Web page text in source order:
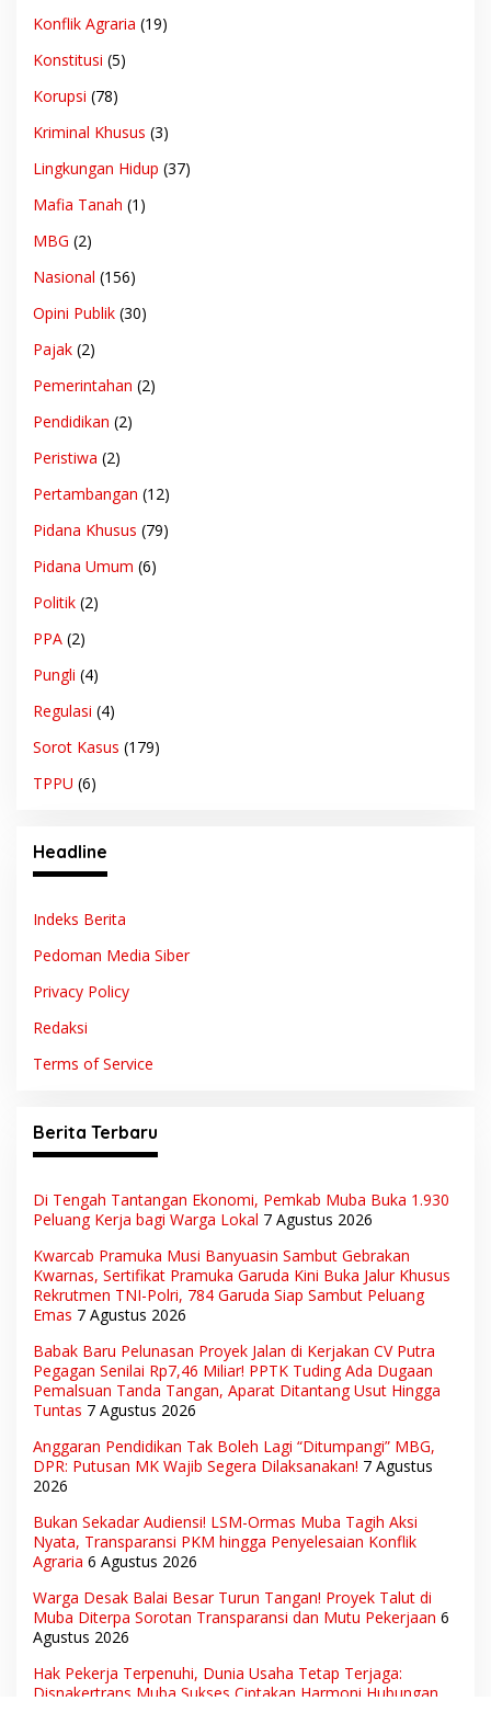
Konflik Agraria (19)
Konstitusi (5)
Korupsi (78)
Kriminal Khusus (3)
Lingkungan Hidup (37)
Mafia Tanah (1)
MBG (2)
Nasional (156)
Opini Publik (30)
Pajak (2)
Pemerintahan (2)
Pendidikan (2)
Peristiwa (2)
Pertambangan (12)
Pidana Khusus (79)
Pidana Umum (6)
Politik (2)
PPA (2)
Pungli (4)
Regulasi (4)
Sorot Kasus (179)
TPPU (6)
Headline
Indeks Berita
Pedoman Media Siber
Privacy Policy
Redaksi
Terms of Service
Berita Terbaru
Di Tengah Tantangan Ekonomi, Pemkab Muba Buka 1.930
Peluang Kerja bagi Warga Lokal 7 Agustus 2026
Kwarcab Pramuka Musi Banyuasin Sambut Gebrakan
Kwarnas, Sertifikat Pramuka Garuda Kini Buka Jalur Khusus
Rekrutmen TNI-Polri, 784 Garuda Siap Sambut Peluang
Emas 7 Agustus 2026
Babak Baru Pelunasan Proyek Jalan di Kerjakan CV Putra
Pegagan Senilai Rp7,46 Miliar! PPTK Tuding Ada Dugaan
Pemalsuan Tanda Tangan, Aparat Ditantang Usut Hingga
Tuntas 7 Agustus 2026
Anggaran Pendidikan Tak Boleh Lagi “Ditumpangi” MBG,
DPR: Putusan MK Wajib Segera Dilaksanakan! 7 Agustus
2026
Bukan Sekadar Audiensi! LSM-Ormas Muba Tagih Aksi
Nyata, Transparansi PKM hingga Penyelesaian Konflik
Agraria 6 Agustus 2026
Warga Desak Balai Besar Turun Tangan! Proyek Talut di
Muba Diterpa Sorotan Transparansi dan Mutu Pekerjaan 6
Agustus 2026
Hak Pekerja Terpenuhi, Dunia Usaha Tetap Terjaga:
Disnakertrans Muba Sukses Ciptakan Harmoni Hubungan